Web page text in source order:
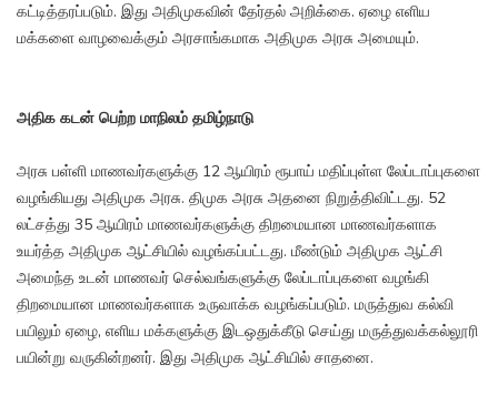
கட்டித்தரப்படும். இது அதிமுகவின் தேர்தல் அறிக்கை. ஏழை எளிய
மக்களை வாழவைக்கும் அரசாங்கமாக அதிமுக அரசு அமையும்.
அதிக கடன் பெற்ற மாநிலம் தமிழ்நாடு
அரசு பள்ளி மாணவர்களுக்கு 12 ஆயிரம் ரூபாய் மதிப்புள்ள லேப்டாப்புகளை
வழங்கியது அதிமுக அரசு. திமுக அரசு அதனை நிறுத்திவிட்டது. 52
லட்சத்து 35 ஆயிரம் மாணவர்களுக்கு திறமையான மாணவர்களாக
உயர்த்த அதிமுக ஆட்சியில் வழங்கப்பட்டது. மீண்டும் அதிமுக ஆட்சி
அமைந்த உடன் மாணவர் செல்வங்களுக்கு லேப்டாப்புகளை வழங்கி
திறமையான மாணவர்களாக உருவாக்க வழங்கப்படும். மருத்துவ கல்வி
பயிலும் ஏழை, எளிய மக்களுக்கு இடஒதுக்கீடு செய்து மருத்துவக்கல்லூரி
பயின்று வருகின்றனர். இது அதிமுக ஆட்சியில் சாதனை.